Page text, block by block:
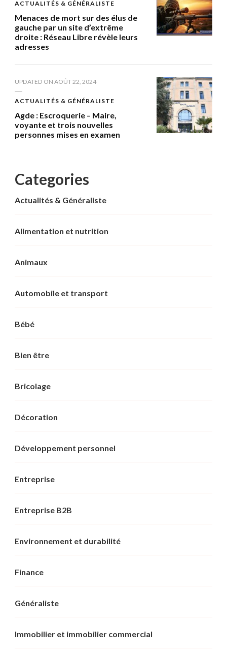
ACTUALITÉS & GÉNÉRALISTE
Menaces de mort sur des élus de
gauche par un site d’extrême
droite : Réseau Libre révèle leurs
adresses
UPDATED ON AOÛT 22, 2024
ACTUALITÉS & GÉNÉRALISTE
Agde : Escroquerie – Maire,
voyante et trois nouvelles
personnes mises en examen
Categories
Actualités & Généraliste
Alimentation et nutrition
Animaux
Automobile et transport
Bébé
Bien être
Bricolage
Décoration
Développement personnel
Entreprise
Entreprise B2B
Environnement et durabilité
Finance
Généraliste
Immobilier et immobilier commercial